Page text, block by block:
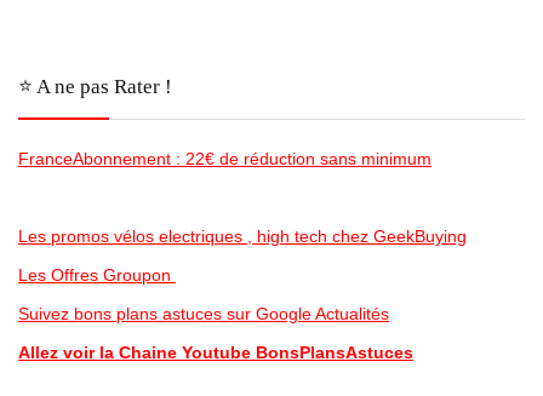
⭐️ A ne pas Rater !
FranceAbonnement : 22€ de réduction sans minimum
Les promos vélos electriques , high tech chez GeekBuying
Les Offres Groupon
Suivez bons plans astuces sur Google Actualités
Allez voir la Chaine Youtube BonsPlansAstuces